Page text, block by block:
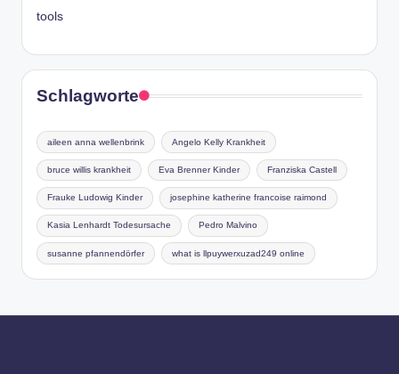
tools
Schlagworte
aileen anna wellenbrink Angelo Kelly Krankheit
bruce willis krankheit Eva Brenner Kinder Franziska Castell
Frauke Ludowig Kinder josephine katherine francoise raimond
Kasia Lenhardt Todesursache Pedro Malvino
susanne pfannendörfer what is llpuywerxuzad249 online